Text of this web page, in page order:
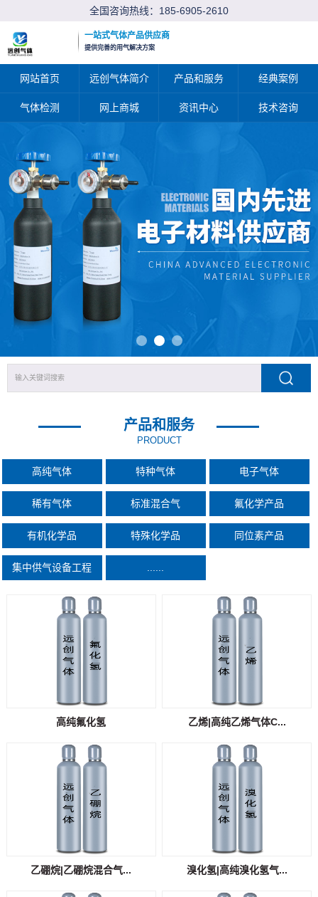
全国咨询热线： 185-6905-2610
一站式气体产品供应商
提供完善的用气解决方案
网站首页 远创气体简介 产品和服务 经典案例
气体检测 网上商城 资讯中心 技术咨询
产品和服务
PRODUCT
高纯气体 特种气体 电子气体
稀有气体 标准混合气 氟化学产品
有机化学品 特殊化学品 同位素产品
集中供气设备工程 ......
高纯氟化氢 乙烯|高纯乙烯气体C...
乙硼烷|乙硼烷混合气... 溴化氢|高纯溴化氢气...